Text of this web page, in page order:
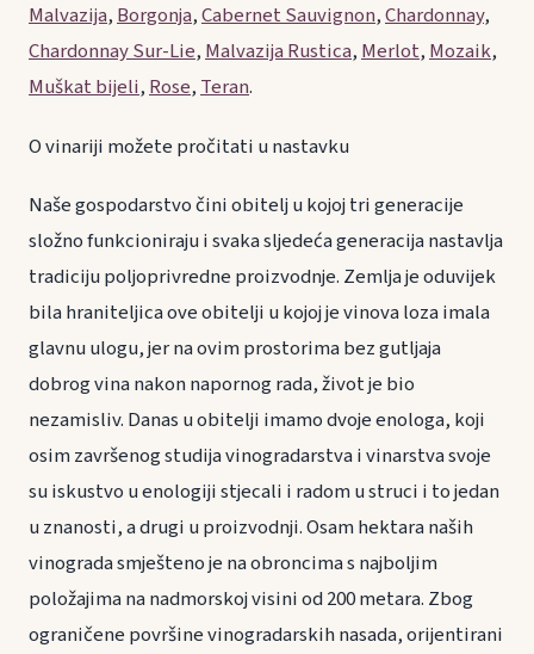
Malvazija,Borgonja,Cabernet Sauvignon,Chardonnay,
Chardonnay Sur-Lie,Malvazija Rustica,Merlot,Mozaik,
Muškat bijeli,Rose,Teran.
O vinariji možete pročitati u nastavku
Naše gospodarstvo čini obitelj u kojoj tri generacije
složno funkcioniraju i svaka sljedeća generacija nastavlja
tradiciju poljoprivredne proizvodnje. Zemlja je oduvijek
bila hraniteljica ove obitelji u kojoj je vinova loza imala
glavnu ulogu, jer na ovim prostorima bez gutljaja
dobrog vina nakon napornog rada, život je bio
nezamisliv. Danas u obitelji imamo dvoje enologa, koji
osim završenog studija vinogradarstva i vinarstva svoje
su iskustvo u enologiji stjecali i radom u struci i to jedan
u znanosti, a drugi u proizvodnji. Osam hektara naših
vinograda smješteno je na obroncima s najboljim
položajima na nadmorskoj visini od 200 metara. Zbog
ograničene površine vinogradarskih nasada, orijentirani